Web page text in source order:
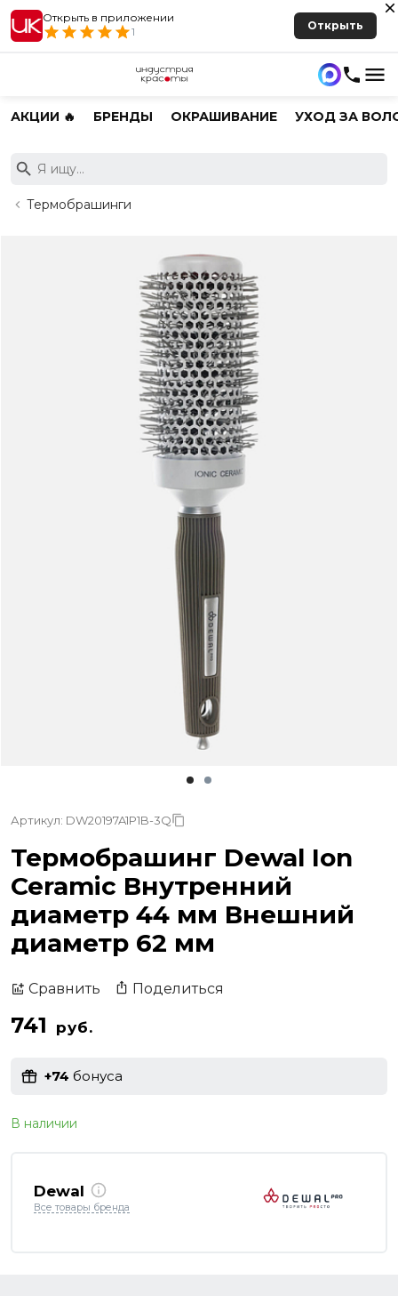
Открыть в приложении
1
Открыть
АКЦИИ 🔥 БРЕНДЫ ОКРАШИВАНИЕ УХОД ЗА
Термобрашинги
Артикул: DW20197A1P1B-3Q
Термобрашинг Dewal Ion
Ceramic Внутренний
диаметр 44 мм Внешний
диаметр 62 мм
Сравнить Поделиться
741 руб.
+74 бонуса
В наличии
Dewal
Все товары бренда